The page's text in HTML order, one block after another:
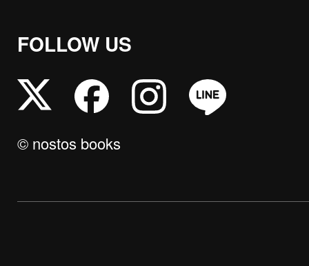
FOLLOW US
© nostos books